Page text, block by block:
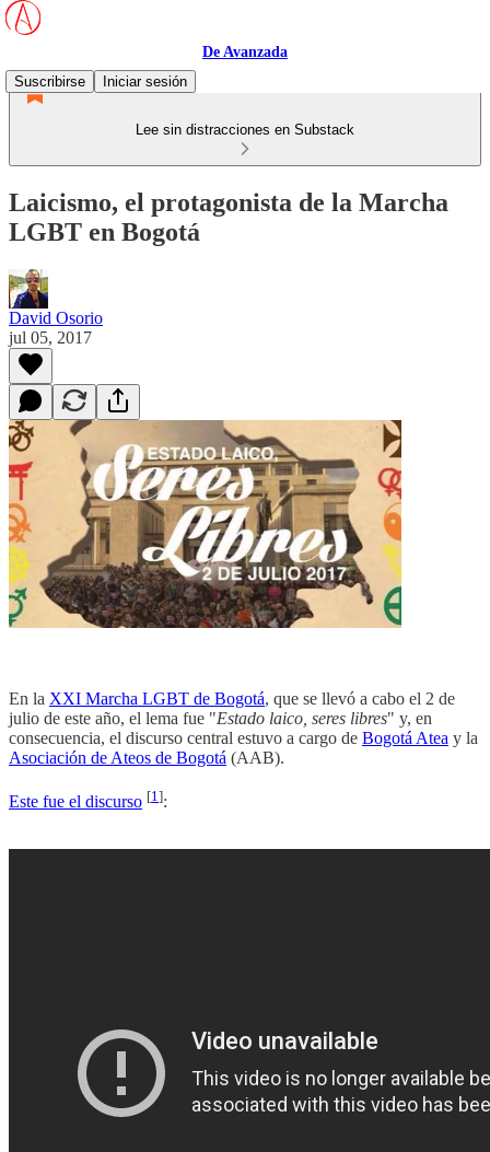
De Avanzada
Suscribirse
Iniciar sesión
Lee sin distracciones en Substack
Laicismo, el protagonista de la Marcha
LGBT en Bogotá
David Osorio
jul 05, 2017
En la XXI Marcha LGBT de Bogotá, que se llevó a cabo el 2 de
julio de este año, el lema fue "Estado laico, seres libres" y, en
consecuencia, el discurso central estuvo a cargo de Bogotá Atea y la
Asociación de Ateos de Bogotá (AAB).
Este fue el discurso [1]: